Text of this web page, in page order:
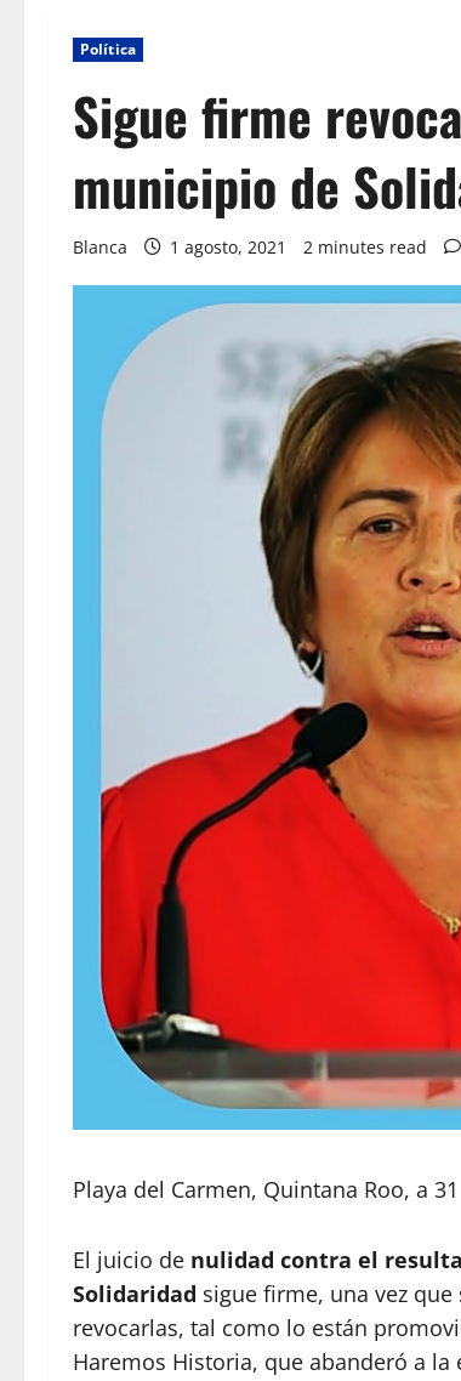
Política
Sigue firme
municipio de
Blanca 1 agosto, 2021 2 minutes read
Playa del Carmen, Quintana Roo, a
El juicio de nulidad contra el
Solidaridad sigue firme, una vez
revocarlas, tal como lo están
Haremos Historia, que abanderó a la